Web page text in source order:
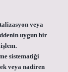
veya
uygun bir
sistematiği
veya nadiren